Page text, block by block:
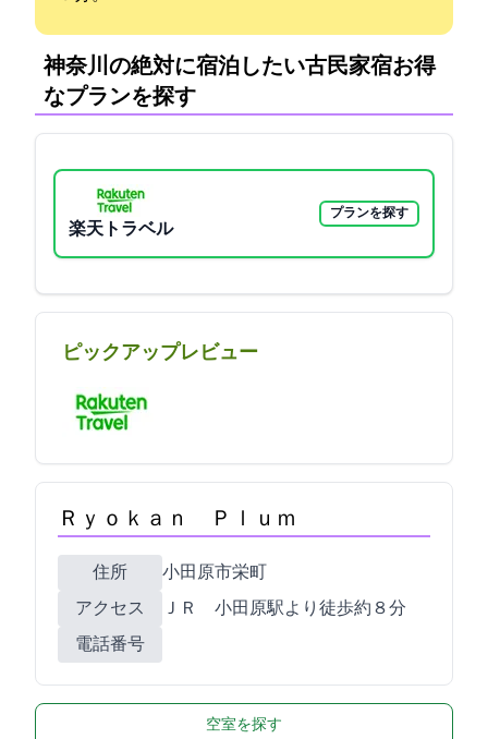
神奈川の絶対に宿泊したい古民家宿:お得
なプランを探す
楽天トラベル
プランを探す
ピックアップレビュー
Ｒｙｏｋａｎ Ｐｌｕｍ
住所
小田原市栄町1-19-14
アクセス
ＪＲ 小田原駅より徒歩約８分
電話番号
空室を探す